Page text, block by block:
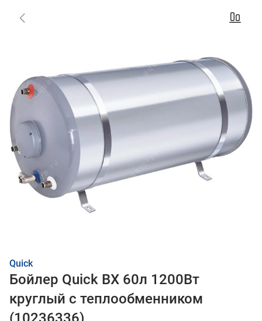
Quick
Бойлер Quick BX 60л 1200Вт
круглый с теплообменником